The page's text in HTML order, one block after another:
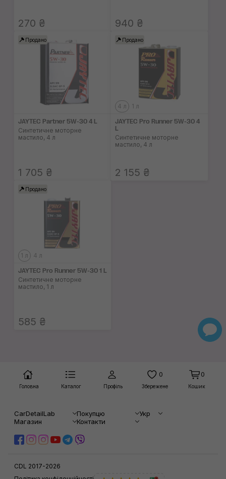
270 ₴ 940 ₴
Продано
JAYTEC Partner 5W-30 4 L
Синтетичне моторне
мастило, 4 л
1 705 ₴
Продано
4 л 1 л
JAYTEC Pro Runner 5W-30 4
L
Синтетичне моторне
мастило, 4 л
2 155 ₴
Продано
1 л 4 л
JAYTEC Pro Runner 5W-30 1 L
Синтетичне моторне
мастило, 1 л
585 ₴
Головна Каталог Профіль
0
Збережене
0
Кошик
CarDetailLab Покупцю
Укр
Магазин
Контакти
CDL 2017-2026